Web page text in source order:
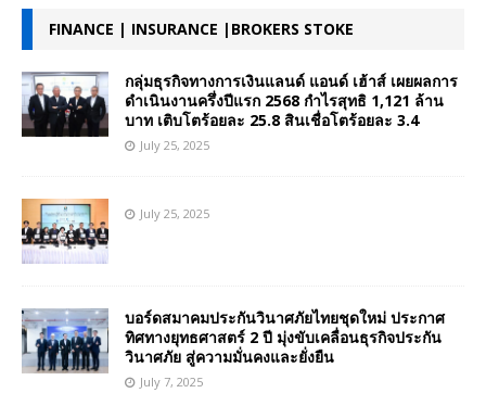
FINANCE | INSURANCE |BROKERS STOKE
กลุ่มธุรกิจทางการเงินแลนด์ แอนด์ เฮ้าส์ เผยผลการ
ดำเนินงานครึ่งปีแรก 2568 กำไรสุทธิ 1,121 ล้าน
บาท เติบโตร้อยละ 25.8 สินเชื่อโตร้อยละ 3.4
July 25, 2025
July 25, 2025
บอร์ดสมาคมประกันวินาศภัยไทยชุดใหม่ ประกาศ
ทิศทางยุทธศาสตร์ 2 ปี มุ่งขับเคลื่อนธุรกิจประกัน
วินาศภัย สู่ความมั่นคงและยั่งยืน
July 7, 2025